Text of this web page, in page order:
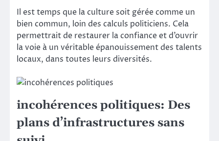
Il est temps que la culture soit gérée comme un
bien commun, loin des calculs politiciens. Cela
permettrait de restaurer la confiance et d’ouvrir
la voie à un véritable épanouissement des talents
locaux, dans toutes leurs diversités.
incohérences politiques: Des
plans d’infrastructures sans